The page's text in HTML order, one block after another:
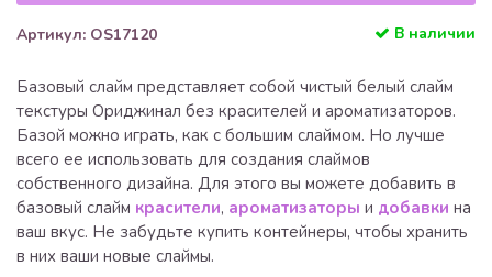
В наличии
Артикул: OS17120
Базовый слайм представляет собой чистый белый слайм
текстуры Ориджинал без красителей и ароматизаторов.
Базой можно играть, как с большим слаймом. Но лучше
всего ее использовать для создания слаймов
собственного дизайна. Для этого вы можете добавить в
базовый слайм красители, ароматизаторы и добавки на
ваш вкус. Не забудьте купить контейнеры, чтобы хранить
в них ваши новые слаймы.